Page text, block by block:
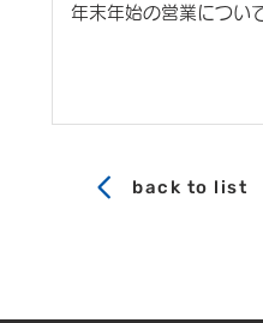
年末年始の営業につい
back to list